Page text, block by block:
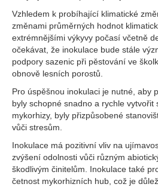
Vzhledem k probíhající klimatické
změnami průměrných hodnot
extrémnějšími výkyvy počasí včetně
očekávat, že inokulace bude stále
podpory sazenic při pěstování ve
obnově lesních porostů.
Pro úspěšnou inokulaci je nutné, aby
byly schopné snadno a rychle vytvořit
mykorhizy, byly přizpůsobené
vůči stresům.
Inokulace má pozitivní vliv na
zvýšení odolnosti vůči různým
škodlivým činitelům. Inokulace také
četnost mykorhizních hub, což je